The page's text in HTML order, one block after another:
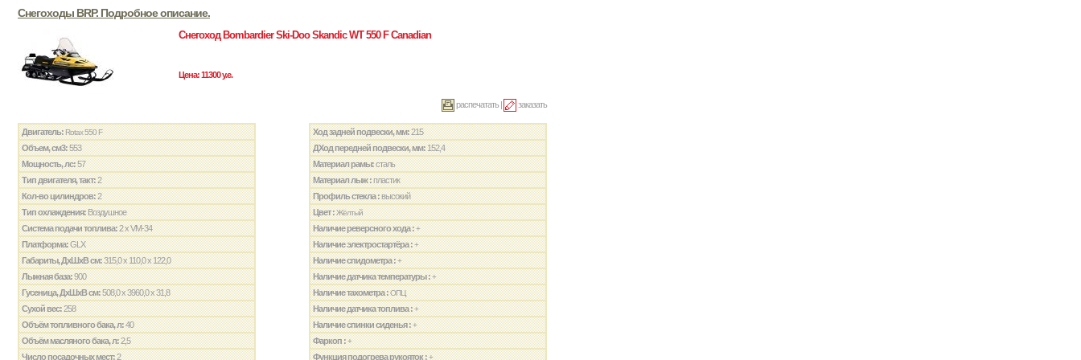
Cнегоходы BRP. Подробное описание.
Снегоход Bombardier Ski-Doo Skandic WT 550 F Canadian
Цена: 11300 у.е.
распечатать | заказать
Двигатель:Rotax 550 F
Объем, см3:553
Мощность, лс:57
Тип двигателя, такт:2
Кол-во цилиндров:2
Тип охлаждения:Воздушное
Система подачи топлива:2 x VM-34
Платформа:GLX
Габариты, ДxШxВ см:315,0 x 110,0 x 122,0
Лыжная база:900
Гусеница, ДxШxВ см:508,0 x 3960,0 x 31,8
Сухой вес:258
Объём топливного бака, л:40
Объём масляного бака, л:2,5
Число посадочных мест:2
Ход задней подвески, мм:215
ДХод передней подвески, мм:152,4
Материал рамы:сталь
Материал лыж :пластик
Профиль стекла :высокий
Цвет :Жёлтый
Наличие реверсного хода :+
Наличие электростартёра :+
Наличие спидометра :+
Наличие датчика температуры :+
Наличие тахометра :ОПЦ
Наличие датчика топлива :+
Наличие спинки сиденья :+
Фаркоп :+
Функция подогрева рукояток :+